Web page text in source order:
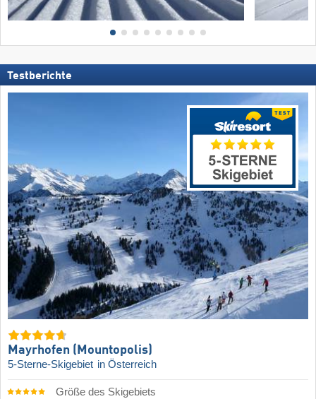
Testberichte
Mayrhofen (Mountopolis)
5-Sterne-Skigebiet in Österreich
Größe des Skigebiets